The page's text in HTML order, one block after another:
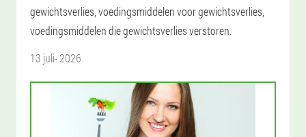
gewichtsverlies, voedingsmiddelen voor gewichtsverlies,
voedingsmiddelen die gewichtsverlies verstoren.
13 juli- 2026